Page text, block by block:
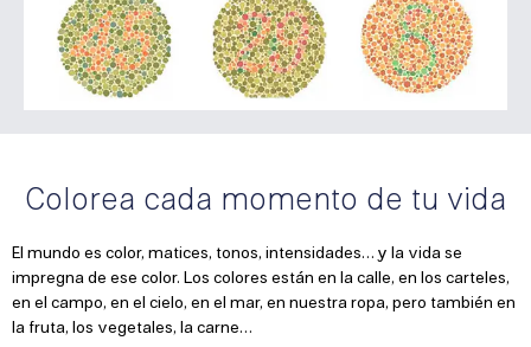
Colorea cada momento de tu vida
El mundo es color, matices, tonos, intensidades… y la vida se
impregna de ese color. Los colores están en la calle, en los carteles,
en el campo, en el cielo, en el mar, en nuestra ropa, pero también en
la fruta, los vegetales, la carne…